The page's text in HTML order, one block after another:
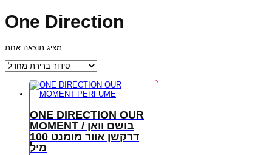
One Direction
מציג תוצאה אחת
ONE DIRECTION OUR
MOMENT / בושם וואן
דרקשן אוור מומנט 100
מיל